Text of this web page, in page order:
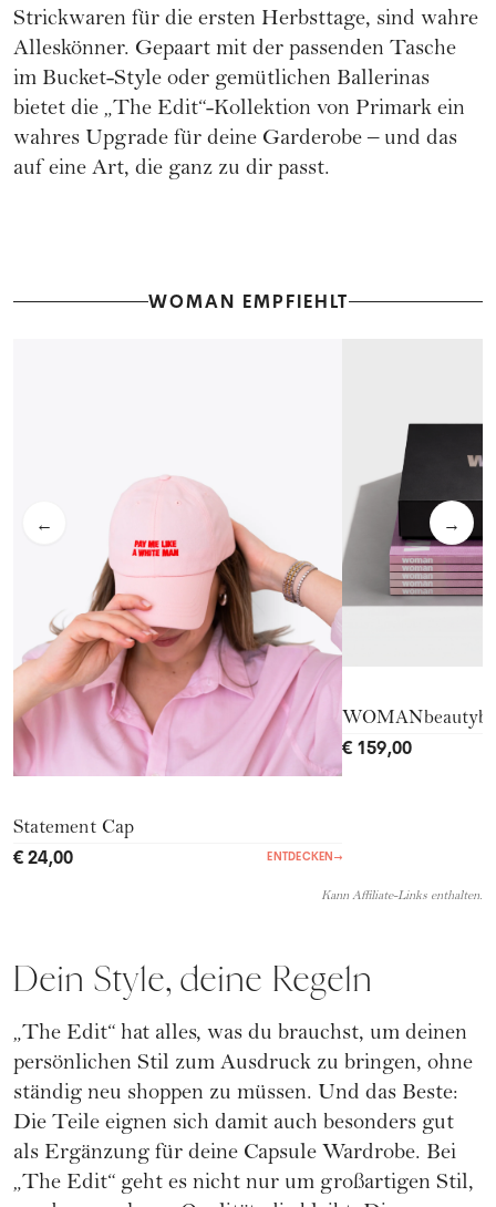
Strickwaren für die ersten Herbsttage, sind wahre
Alleskönner. Gepaart mit der passenden Tasche
im Bucket-Style oder gemütlichen Ballerinas
bietet die „The Edit“-Kollektion von Primark ein
wahres Upgrade für deine Garderobe – und das
auf eine Art, die ganz zu dir passt.
WOMAN EMPFIEHLT
← →
Statement Cap
€ 24,00 ENTDECKEN →
€ 159,00
Kann Affiliate-Links enthalten.
Dein Style, deine Regeln
„The Edit“ hat alles, was du brauchst, um deinen
persönlichen Stil zum Ausdruck zu bringen, ohne
ständig neu shoppen zu müssen. Und das Beste:
Die Teile eignen sich damit auch besonders gut
als Ergänzung für deine Capsule Wardrobe. Bei
„The Edit“ geht es nicht nur um großartigen Stil,